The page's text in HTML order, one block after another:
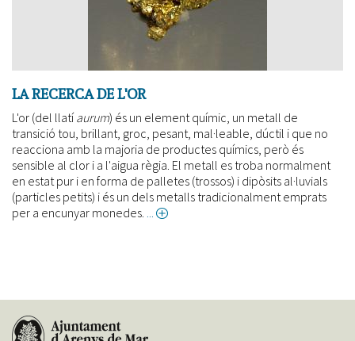
LA RECERCA DE L'OR
L'or (del llatí aurum) és un element químic, un metall de
transició tou, brillant, groc, pesant, mal·leable, dúctil i que no
reacciona amb la majoria de productes químics, però és
sensible al clor i a l'aigua règia. El metall es troba normalment
en estat pur i en forma de palletes (trossos) i dipòsits al·luvials
(particles petits) i és un dels metalls tradicionalment emprats
per a encunyar monedes.